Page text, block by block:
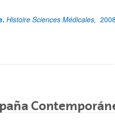
Histoire Sciences Médicales,